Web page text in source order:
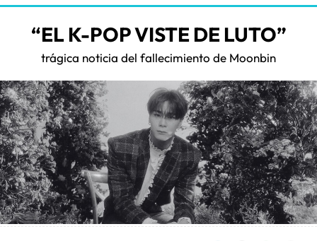
“EL K-POP VISTE DE LUTO”
trágica noticia del fallecimiento de Moonbin